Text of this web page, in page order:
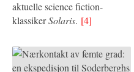
aktuelle science fiction-
klassikerSolaris. [4]